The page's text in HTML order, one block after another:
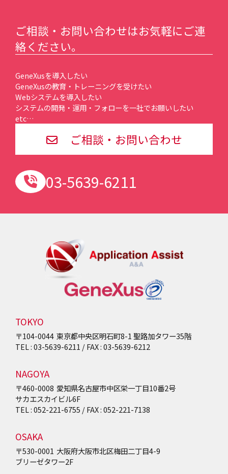
ご相談・お問い合わせはお気軽にご連
絡ください。
GeneXusを導入したい
GeneXusの教育・トレーニングを受けたい
Webシステムを導入したい
システムの開発・運用・フォローを一社でお願いしたい
etc…
ご相談・お問い合わせ
03-5639-6211
TOKYO
〒104-0044 東京都中央区明石町8-1 聖路加タワー35階
TEL : 03-5639-6211 / FAX : 03-5639-6212
NAGOYA
〒460-0008 愛知県名古屋市中区栄一丁目10番2号
サカエスカイビル6F
TEL : 052-221-6755 / FAX : 052-221-7138
OSAKA
〒530-0001 大阪府大阪市北区梅田二丁目4-9
ブリーゼタワー2F